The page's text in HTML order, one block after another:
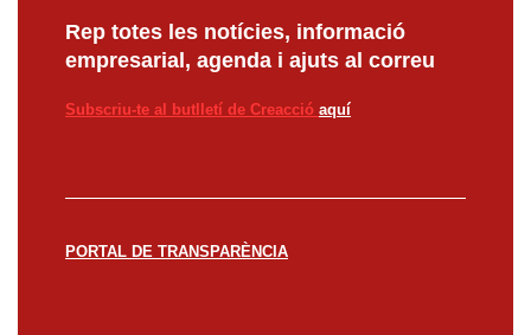
Rep totes les notícies, informació
empresarial, agenda i ajuts al correu
Subscriu-te al butlletí de Creacció aquí
PORTAL DE TRANSPARÈNCIA